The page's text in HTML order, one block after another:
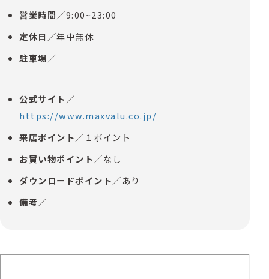
営業時間／9:00~23:00
定休日 ／年中無休
駐車場／
公式サイト ／
https://www.maxvalu.co.jp/
来店ポイント／１ポイント
お買い物ポイント／なし
ダウンロードポイント／あり
備考／